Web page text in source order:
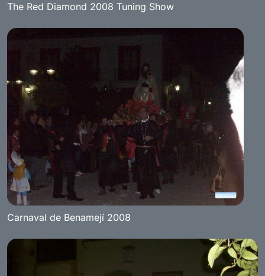
The Red Diamond 2008 Tuning Show
Carnaval de Benamejí 2008